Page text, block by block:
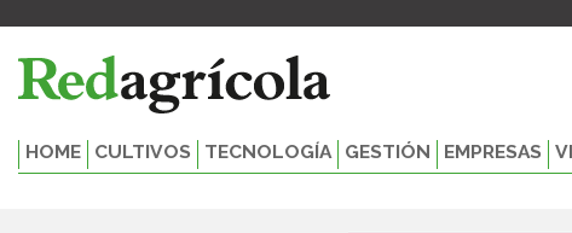
HOME CULTIVOS TECNOLOGÍA GESTIÓN EMPRESAS